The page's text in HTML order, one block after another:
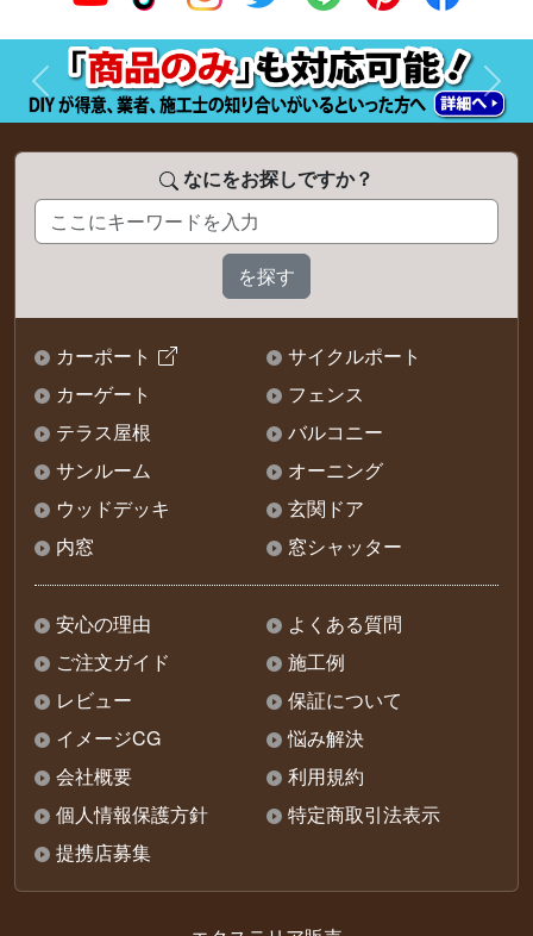
前へ 次へ
なにをお探しですか？
カーポート
サイクルポート
カーゲート
フェンス
テラス屋根
バルコニー
サンルーム
オーニング
ウッドデッキ
玄関ドア
内窓
窓シャッター
安心の理由
よくある質問
ご注文ガイド
施工例
レビュー
保証について
イメージCG
悩み解決
会社概要
利用規約
個人情報保護方針
特定商取引法表示
提携店募集